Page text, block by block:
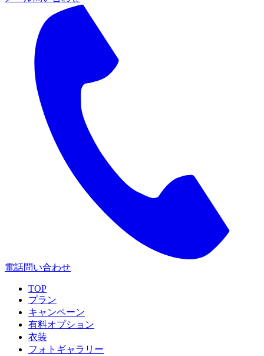
電話問い合わせ
TOP
プラン
キャンペーン
有料オプション
衣装
フォトギャラリー